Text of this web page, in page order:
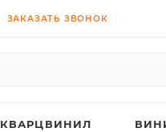
ЗАКАЗАТЬ ЗВОНОК
КВАРЦВИНИЛ